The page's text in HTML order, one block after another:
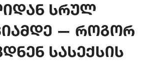
სრულ
— როგორ
სასექსის